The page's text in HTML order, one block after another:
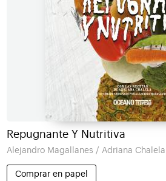
Repugnante Y Nutritiva
Alejandro Magallanes / Adriana Chalela
Comprar en papel